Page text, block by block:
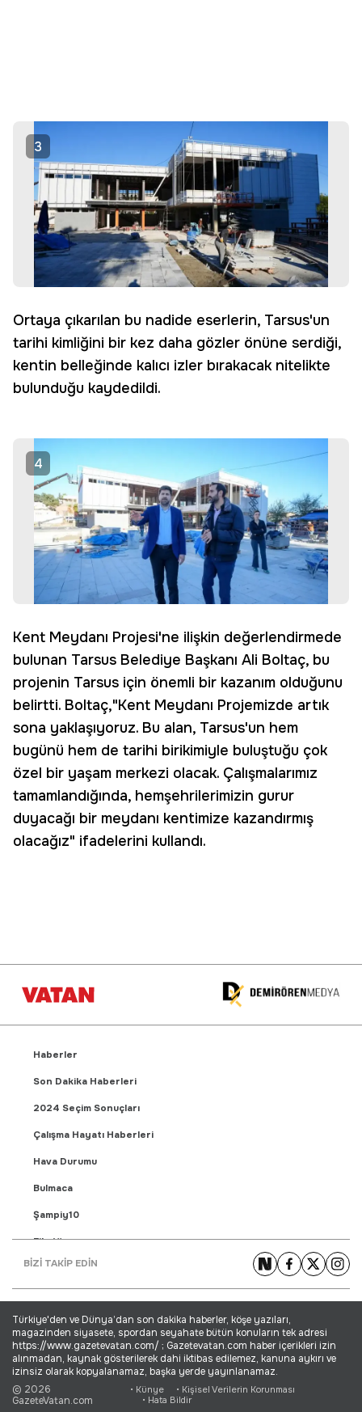
3
Ortaya çıkarılan bu nadide eserlerin, Tarsus'un
tarihi kimliğini bir kez daha gözler önüne serdiği,
kentin belleğinde kalıcı izler bırakacak nitelikte
bulunduğu kaydedildi.
4
Kent Meydanı Projesi'ne ilişkin değerlendirmede
bulunan Tarsus Belediye Başkanı Ali Boltaç, bu
projenin Tarsus için önemli bir kazanım olduğunu
belirtti. Boltaç,"Kent Meydanı Projemizde artık
sona yaklaşıyoruz. Bu alan, Tarsus'un hem
bugünü hem de tarihi birikimiyle buluştuğu çok
özel bir yaşam merkezi olacak. Çalışmalarımız
tamamlandığında, hemşehrilerimizin gurur
duyacağı bir meydanı kentimize kazandırmış
olacağız" ifadelerini kullandı.
Haberler
Son Dakika Haberleri
2024 Seçim Sonuçları
Çalışma Hayatı Haberleri
Hava Durumu
Bulmaca
Şampiy10
Fikstür
Puan Durumu
Yaşam Haberleri
Ekonomi Haberleri
Dünya Haberleri
Magazin Haberleri
BİZİ TAKİP EDİN
Türkiye'den ve Dünya’dan son dakika haberler, köşe yazıları,
magazinden siyasete, spordan seyahate bütün konuların tek adresi
https://www.gazetevatan.com/ ; Gazetevatan.com haber içerikleri izin
alınmadan, kaynak gösterilerek dahi iktibas edilemez, kanuna aykırı ve
izinsiz olarak kopyalanamaz, başka yerde yayınlanamaz.
© 2026
GazeteVatan.com
• Künye
• Kişisel Verilerin Korunması
• Hata Bildir